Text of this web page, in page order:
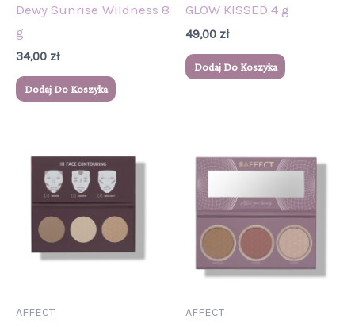
Dewy Sunrise Wildness 8
g
34,00 zł
Dodaj Do Koszyka
GLOW KISSED 4 g
49,00 zł
Dodaj Do Koszyka
AFFECT AFFECT